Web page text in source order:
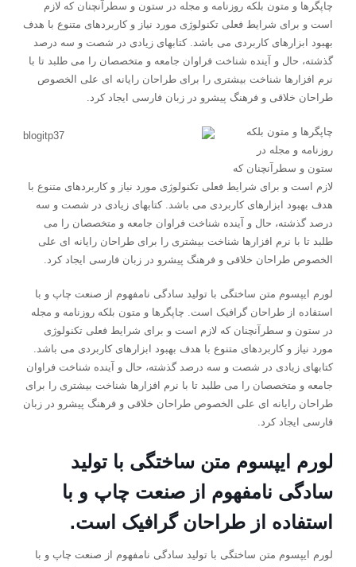
چاپگرها و متون بلکه روزنامه و مجله در ستون و سطرآنچنان که لازم
است و برای شرایط فعلی تکنولوژی مورد نیاز و کاربردهای متنوع با هدف
بهبود ابزارهای کاربردی می باشد. کتابهای زیادی در شصت و سه درصد
گذشته، حال و آینده شناخت فراوان جامعه و متخصصان را می طلبد تا با
نرم افزارها شناخت بیشتری را برای طراحان رایانه ای علی الخصوص
طراحان خلاقی و فرهنگ پیشرو در زبان فارسی ایجاد کرد.
چاپگرها و متون بلکه
روزنامه و مجله در
ستون و سطرآنچنان که
لازم است و برای شرایط فعلی تکنولوژی مورد نیاز و کاربردهای متنوع با
هدف بهبود ابزارهای کاربردی می باشد. کتابهای زیادی در شصت و سه
درصد گذشته، حال و آینده شناخت فراوان جامعه و متخصصان را می
طلبد تا با نرم افزارها شناخت بیشتری را برای طراحان رایانه ای علی
الخصوص طراحان خلاقی و فرهنگ پیشرو در زبان فارسی ایجاد کرد.
لورم ایپسوم متن ساختگی با تولید سادگی نامفهوم از صنعت چاپ و با
استفاده از طراحان گرافیک است. چاپگرها و متون بلکه روزنامه و مجله
در ستون و سطرآنچنان که لازم است و برای شرایط فعلی تکنولوژی
مورد نیاز و کاربردهای متنوع با هدف بهبود ابزارهای کاربردی می باشد.
کتابهای زیادی در شصت و سه درصد گذشته، حال و آینده شناخت فراوان
جامعه و متخصصان را می طلبد تا با نرم افزارها شناخت بیشتری را برای
طراحان رایانه ای علی الخصوص طراحان خلاقی و فرهنگ پیشرو در زبان
فارسی ایجاد کرد.
لورم ایپسوم متن ساختگی با تولید
سادگی نامفهوم از صنعت چاپ و با
استفاده از طراحان گرافیک است.
لورم ایپسوم متن ساختگی با تولید سادگی نامفهوم از صنعت چاپ و با